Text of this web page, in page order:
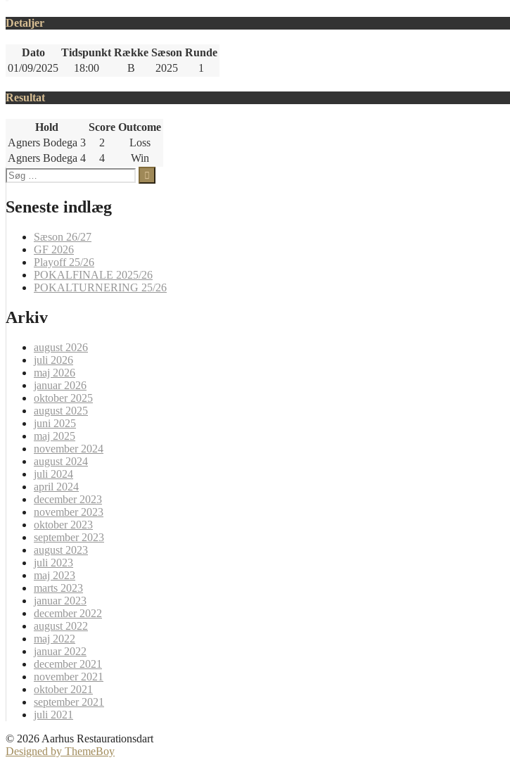
Detaljer
Dato Tidspunkt Række Sæson Runde
01/09/2025
18:00 B 2025 1
Resultat
Hold Score Outcome
Agners Bodega 3
2
Loss
Agners Bodega 4
4
Win
Søg
efter:
Seneste indlæg
Sæson 26/27
GF 2026
Playoff 25/26
POKALFINALE 2025/26
POKALTURNERING 25/26
Arkiv
august 2026
juli 2026
maj 2026
januar 2026
oktober 2025
august 2025
juni 2025
maj 2025
november 2024
august 2024
juli 2024
april 2024
december 2023
november 2023
oktober 2023
september 2023
august 2023
juli 2023
maj 2023
marts 2023
januar 2023
december 2022
august 2022
maj 2022
januar 2022
december 2021
november 2021
oktober 2021
september 2021
juli 2021
© 2026 Aarhus Restaurationsdart
Designed by ThemeBoy